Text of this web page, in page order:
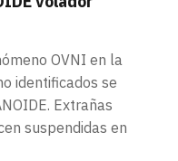
OVNI en la
identificados se
Extrañas
suspendidas en